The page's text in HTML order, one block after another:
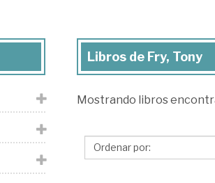
Libros
Fry,
Libros de Fry, Tony
Mostrando libros